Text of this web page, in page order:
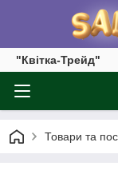
"Квітка-Трейд"
Товари та